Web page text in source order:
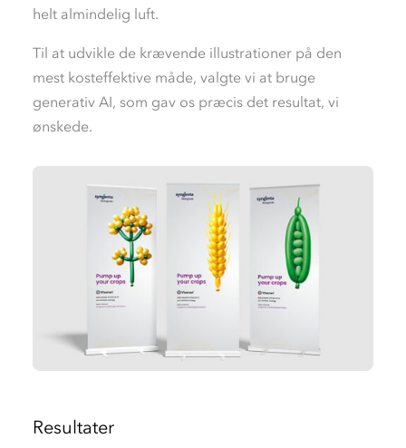
helt almindelig luft.
Til at udvikle de krævende illustrationer på den
mest kosteffektive måde, valgte vi at bruge
generativ AI, som gav os præcis det resultat, vi
ønskede.
Resultater